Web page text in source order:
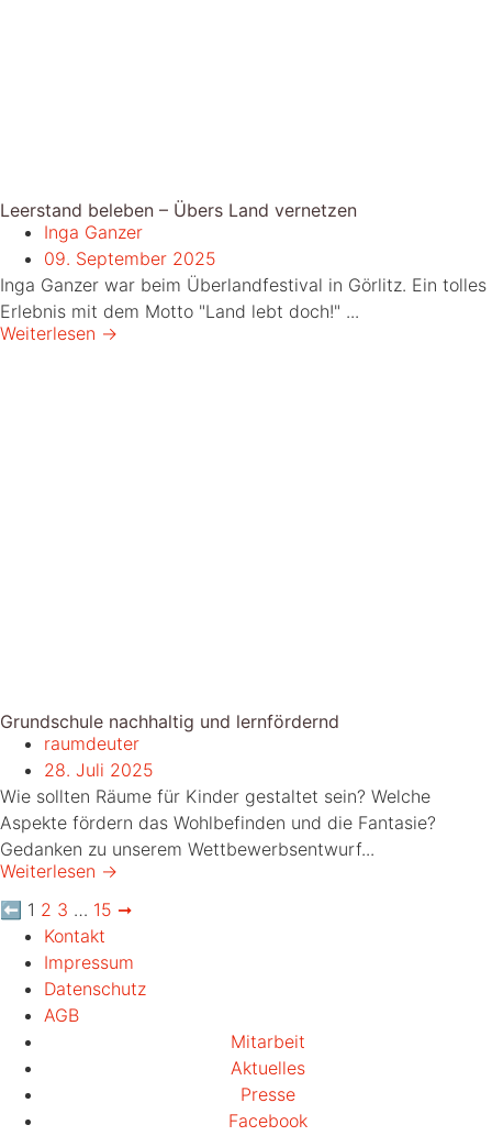
Leerstand beleben – Übers Land vernetzen
Inga Ganzer
09. September 2025
Inga Ganzer war beim Überlandfestival in Görlitz. Ein tolles
Erlebnis mit dem Motto "Land lebt doch!" ...
Weiterlesen →
Grundschule nachhaltig und lernfördernd
raumdeuter
28. Juli 2025
Wie sollten Räume für Kinder gestaltet sein? Welche
Aspekte fördern das Wohlbefinden und die Fantasie?
Gedanken zu unserem Wettbewerbsentwurf...
Weiterlesen →
⬅ 1 2 3 … 15 ➞
Kontakt
Impressum
Datenschutz
AGB
Mitarbeit
Aktuelles
Presse
Facebook